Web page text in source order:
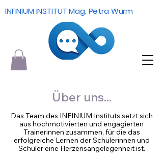
INFINIUM INSTITUT Mag. Petra Wurm
Über uns...
Das Team des INFINIUM Instituts setzt sich
aus hochmotivierten und engagierten
Trainerinnen zusammen, für die das
erfolgreiche Lernen der Schülerinnen und
Schüler eine Herzensangelegenheit ist.